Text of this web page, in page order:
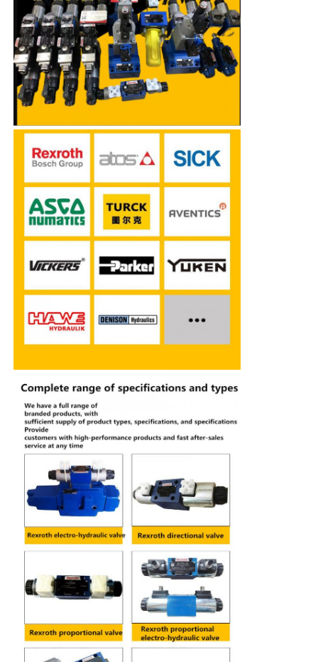
Demandez un devis
Pompe hydraulique de Rexroth
Parker Hydraulic Pump
Pompe hydraulique de Vickers
Valve hydraulique Rexroth
Accessoires pour filtres Rexroth
Valve hydraulique YUKEN
Pompe hydraulique de Yuken